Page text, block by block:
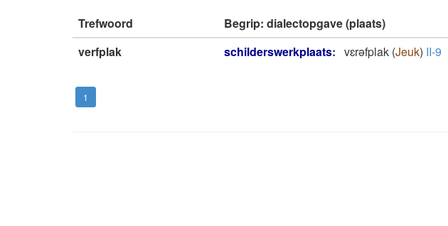
Trefwoord Begrip: dialectopgave (plaats)
verfplak
schilderswerkplaats: vɛrǝfplak (Jeuk) II-9
1